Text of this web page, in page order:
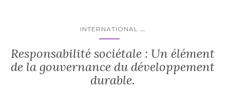
INTERNATIONAL ...
Responsabilité sociétale : Un élément
de la gouvernance du développement
durable.